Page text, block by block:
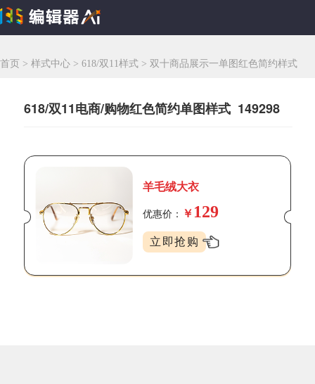
首页 > 样式中心 > 618/双11样式 > 双十商品展示一单图红色简约样式
618/双11电商/购物红色简约单图样式 149298
羊毛绒大衣
优惠价： ￥ 129
立即抢购